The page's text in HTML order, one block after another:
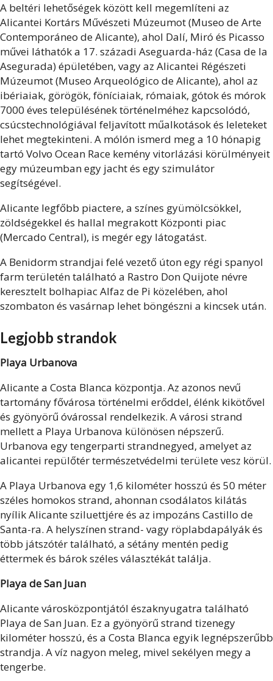
A beltéri lehetőségek között kell megemlíteni az
Alicantei Kortárs Művészeti Múzeumot (Museo de Arte
Contemporáneo de Alicante), ahol Dalí, Miró és Picasso
művei láthatók a 17. századi Aseguarda-ház (Casa de la
Asegurada) épületében, vagy az Alicantei Régészeti
Múzeumot (Museo Arqueológico de Alicante), ahol az
ibériaiak, görögök, föníciaiak, rómaiak, gótok és mórok
7000 éves településének történelméhez kapcsolódó,
csúcstechnológiával feljavított műalkotások és leleteket
lehet megtekinteni. A mólón ismerd meg a 10 hónapig
tartó Volvo Ocean Race kemény vitorlázási körülményeit
egy múzeumban egy jacht és egy szimulátor
segítségével.
Alicante legfőbb piactere, a színes gyümölcsökkel,
zöldségekkel és hallal megrakott Központi piac
(Mercado Central), is megér egy látogatást.
A Benidorm strandjai felé vezető úton egy régi spanyol
farm területén található a Rastro Don Quijote névre
keresztelt bolhapiac Alfaz de Pi közelében, ahol
szombaton és vasárnap lehet böngészni a kincsek után.
Legjobb strandok
Playa Urbanova
Alicante a Costa Blanca központja. Az azonos nevű
tartomány fővárosa történelmi erőddel, élénk kikötővel
és gyönyörű óvárossal rendelkezik. A városi strand
mellett a Playa Urbanova különösen népszerű.
Urbanova egy tengerparti strandnegyed, amelyet az
alicantei repülőtér természetvédelmi területe vesz körül.
A Playa Urbanova egy 1,6 kilométer hosszú és 50 méter
széles homokos strand, ahonnan csodálatos kilátás
nyílik Alicante sziluettjére és az impozáns Castillo de
Santa-ra. A helyszínen strand- vagy röplabdapályák és
több játszótér található, a sétány mentén pedig
éttermek és bárok széles választékát találja.
Playa de San Juan
Alicante városközpontjától északnyugatra található
Playa de San Juan. Ez a gyönyörű strand tizenegy
kilométer hosszú, és a Costa Blanca egyik legnépszerűbb
strandja. A víz nagyon meleg, mivel sekélyen megy a
tengerbe.